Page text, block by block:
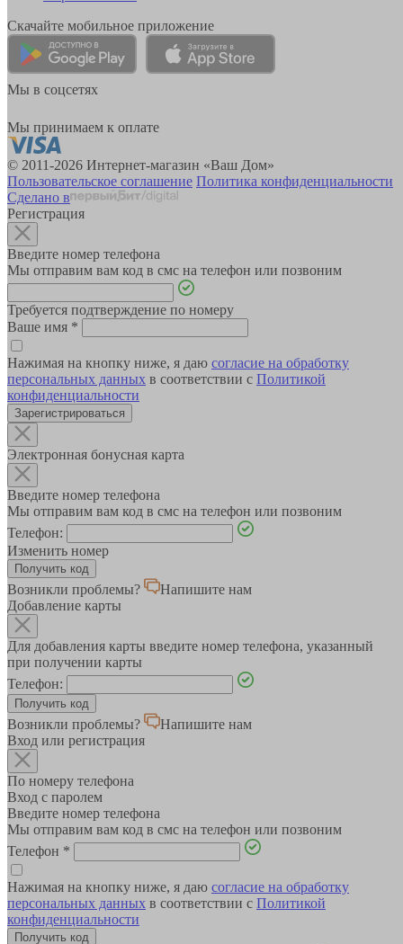
Скачайте мобильное приложение
Мы в соцсетях
Мы принимаем к оплате
© 2011-2026 Интернет-магазин «Ваш Дом»
Пользовательское соглашение Политика конфиденциальности
Сделано в
Регистрация
Введите номер телефона
Мы отправим вам код в смс на телефон или позвоним
Требуется подтверждение по номеру
Ваше имя *
Нажимая на кнопку ниже, я даю согласие на обработку
персональных данных в соответствии с Политикой
конфиденциальности
Зарегистрироваться
Электронная бонусная карта
Введите номер телефона
Мы отправим вам код в смс на телефон или позвоним
Телефон:
Изменить номер
Возникли проблемы?
Напишите нам
Добавление карты
Для добавления карты введите номер телефона, указанный
при получении карты
Телефон:
Возникли проблемы?
Напишите нам
Вход или регистрация
По номеру телефона
Вход с паролем
Введите номер телефона
Мы отправим вам код в смс на телефон или позвоним
Телефон *
Нажимая на кнопку ниже, я даю согласие на обработку
персональных данных в соответствии с Политикой
конфиденциальности